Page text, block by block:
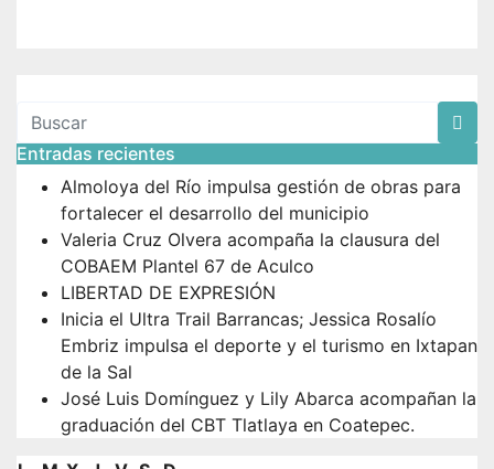
Entradas recientes
Almoloya del Río impulsa gestión de obras para
fortalecer el desarrollo del municipio
Valeria Cruz Olvera acompaña la clausura del
COBAEM Plantel 67 de Aculco
LIBERTAD DE EXPRESIÓN
Inicia el Ultra Trail Barrancas; Jessica Rosalío
Embriz impulsa el deporte y el turismo en Ixtapan
de la Sal
José Luis Domínguez y Lily Abarca acompañan la
graduación del CBT Tlatlaya en Coatepec.